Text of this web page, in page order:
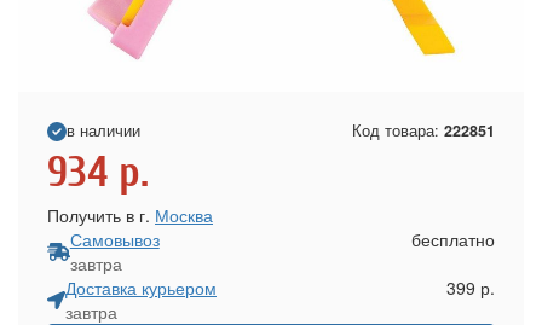
в наличии Код товара: 222851
934 р.
Получить в г. Москва
Самовывоз
завтра
бесплатно
Доставка курьером
завтра
399 р.